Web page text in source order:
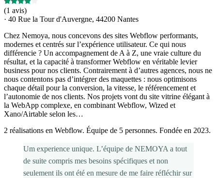
(1 avis)
· 40 Rue la Tour d'Auvergne, 44200 Nantes
Chez Nemoya, nous concevons des sites Webflow performants,
modernes et centrés sur l’expérience utilisateur. Ce qui nous
différencie ? Un accompagnement de A à Z, une vraie culture du
résultat, et la capacité à transformer Webflow en véritable levier
business pour nos clients. Contrairement à d’autres agences, nous ne
nous contentons pas d’intégrer des maquettes : nous optimisons
chaque détail pour la conversion, la vitesse, le référencement et
l’autonomie de nos clients. Nos projets vont du site vitrine élégant à
la WebApp complexe, en combinant Webflow, Wized et
Xano/Airtable selon les…
2 réalisations en Webflow. Équipe de 5 personnes. Fondée en 2023.
Um experience unique. L’équipe de NEMOYA a tout
de suite compris mes besoins spécifiques et non
seulement ils ont été en mesure de me faire réfléchir sur